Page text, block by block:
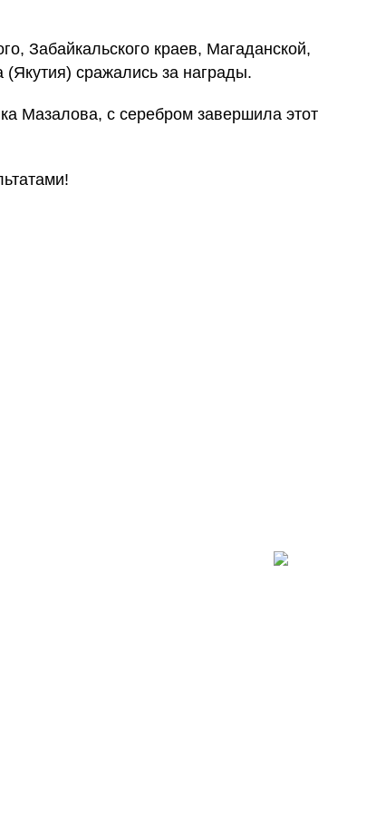
Забайкальского краев, Магаданской,
сражались за награды.
Мазалова, с серебром завершила этот